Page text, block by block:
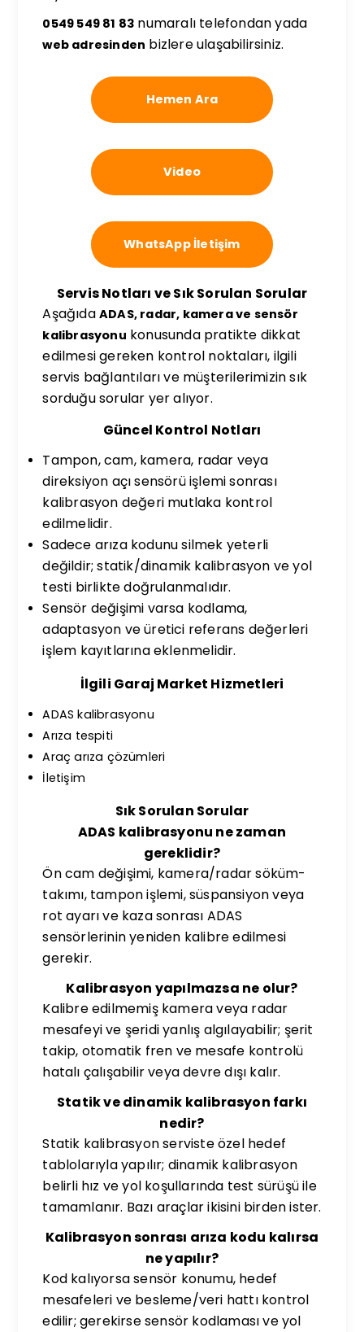
0549 549 81 83 numaralı telefondan yada
web adresinden bizlere ulaşabilirsiniz.
Hemen Ara
Video
WhatsApp İletişim
Servis Notları ve Sık Sorulan Sorular
AşağıdaADAS, radar, kamera ve sensör
kalibrasyonu konusunda pratikte dikkat
edilmesi gereken kontrol noktaları, ilgili
servis bağlantıları ve müşterilerimizin sık
sorduğu sorular yer alıyor.
Güncel Kontrol Notları
Tampon, cam, kamera, radar veya
direksiyon açı sensörü işlemi sonrası
kalibrasyon değeri mutlaka kontrol
edilmelidir.
Sadece arıza kodunu silmek yeterli
değildir; statik/dinamik kalibrasyon ve yol
testi birlikte doğrulanmalıdır.
Sensör değişimi varsa kodlama,
adaptasyon ve üretici referans değerleri
işlem kayıtlarına eklenmelidir.
İlgili Garaj Market Hizmetleri
ADAS kalibrasyonu
Arıza tespiti
Araç arıza çözümleri
İletişim
Sık Sorulan Sorular
ADAS kalibrasyonu ne zaman
gereklidir?
Ön cam değişimi, kamera/radar söküm-
takımı, tampon işlemi, süspansiyon veya
rot ayarı ve kaza sonrası ADAS
sensörlerinin yeniden kalibre edilmesi
gerekir.
Kalibrasyon yapılmazsa ne olur?
Kalibre edilmemiş kamera veya radar
mesafeyi ve şeridi yanlış algılayabilir; şerit
takip, otomatik fren ve mesafe kontrolü
hatalı çalışabilir veya devre dışı kalır.
Statik ve dinamik kalibrasyon farkı
nedir?
Statik kalibrasyon serviste özel hedef
tablolarıyla yapılır; dinamik kalibrasyon
belirli hız ve yol koşullarında test sürüşü ile
tamamlanır. Bazı araçlar ikisini birden ister.
Kalibrasyon sonrası arıza kodu kalırsa
ne yapılır?
Kod kalıyorsa sensör konumu, hedef
mesafeleri ve besleme/veri hattı kontrol
edilir; gerekirse sensör kodlaması ve yol